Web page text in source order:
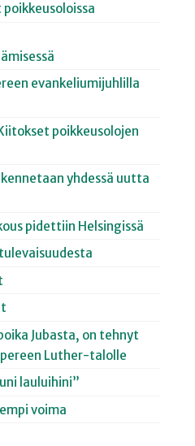
evankeliumijuhlilla
poikkeusolojen
yhdessä uutta
pidettiin Helsingissä
Jubasta, on tehnyt
Luther-talolle
lauluihini”
voima